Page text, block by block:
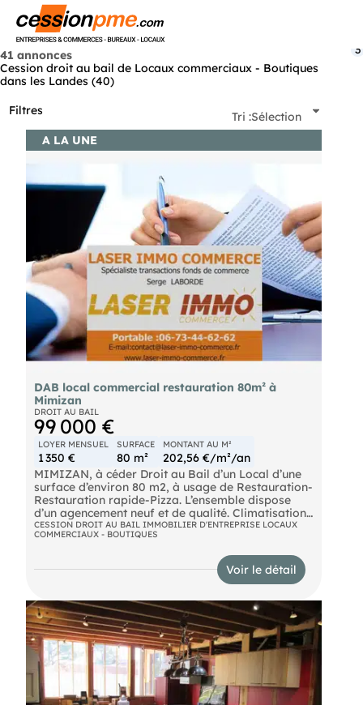
41 annonces
Cession droit au bail de Locaux commerciaux - Boutiques
dans les Landes (40)
Filtres
3
Tri :Sélection
A LA UNE
DAB local commercial restauration 80m² à
Mimizan
DROIT AU BAIL
99 000 €
LOYER MENSUEL
1 350 €
SURFACE
80 m²
MONTANT AU M²
202,56 €/m²/an
MIMIZAN, à céder Droit au Bail d’un Local d’une
surface d’environ 80 m2, à usage de Restauration-
Restauration rapide-Pizza. L’ensemble dispose
d’un agencement neuf et de qualité. Climatisation.
Accessibilité et Toilette PMR. Pas d’investissement
à prévoir. Idéal pour un couple.
CESSION DROIT AU BAIL IMMOBILIER D'ENTREPRISE LOCAUX
COMMERCIAUX - BOUTIQUES
Voir le détail